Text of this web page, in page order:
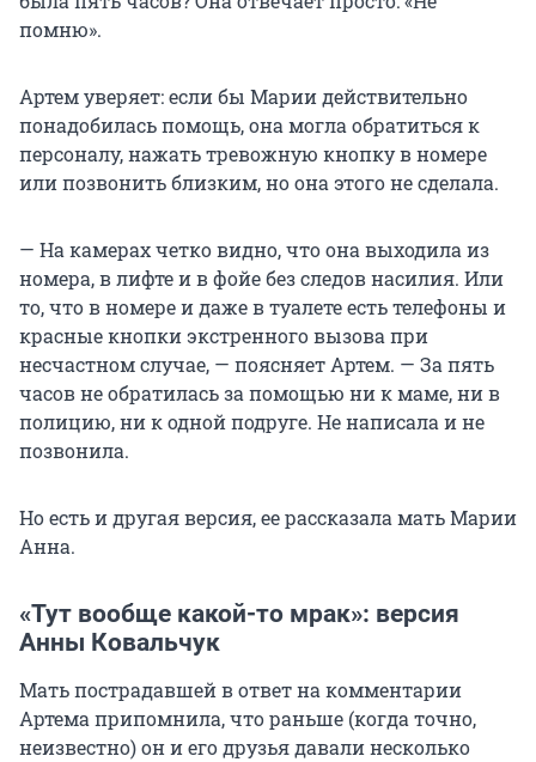
помню».
Артем уверяет: если бы Марии действительно
понадобилась помощь, она могла обратиться к
персоналу, нажать тревожную кнопку в номере
или позвонить близким, но она этого не сделала.
— На камерах четко видно, что она выходила из
номера, в лифте и в фойе без следов насилия. Или
то, что в номере и даже в туалете есть телефоны и
красные кнопки экстренного вызова при
несчастном случае, — поясняет Артем. — За пять
часов не обратилась за помощью ни к маме, ни в
полицию, ни к одной подруге. Не написала и не
позвонила.
Но есть и другая версия, ее рассказала мать Марии
Анна.
«Тут вообще какой-то мрак»: версия
Анны Ковальчук
Мать пострадавшей в ответ на комментарии
Артема припомнила, что раньше (когда точно,
неизвестно) он и его друзья давали несколько